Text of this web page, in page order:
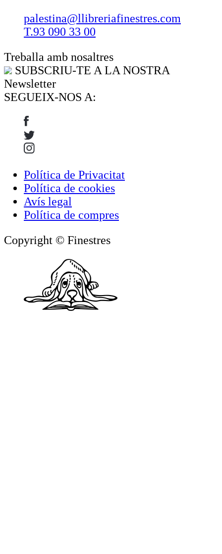
palestina@llibreriafinestres.com
T.93 090 33 00
Treballa amb nosaltres
SUBSCRIU-TE A LA NOSTRA
Newsletter
SEGUEIX-NOS A:
Política de Privacitat
Política de cookies
Avís legal
Política de compres
Copyright © Finestres